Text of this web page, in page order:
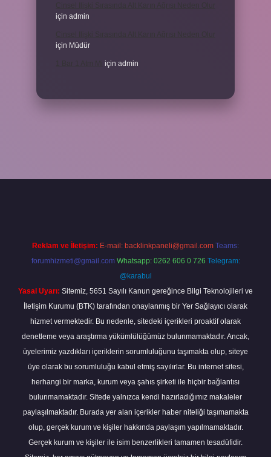
için admin
için Müdür
için admin
Reklam ve İletişim: E-mail: backlinkpaneli@gmail.com Teams:
forumhizmeti@gmail.com Whatsapp: 0262 606 0 726 Telegram:
@karabul
Yasal Uyarı: Sitemiz, 5651 Sayılı Kanun gereğince Bilgi Teknolojileri ve
İletişim Kurumu (BTK) tarafından onaylanmış bir Yer Sağlayıcı olarak
hizmet vermektedir. Bu nedenle, sitedeki içerikleri proaktif olarak
denetleme veya araştırma yükümlülüğümüz bulunmamaktadır. Ancak,
üyelerimiz yazdıkları içeriklerin sorumluluğunu taşımakta olup, siteye
üye olarak bu sorumluluğu kabul etmiş sayılırlar. Bu internet sitesi,
herhangi bir marka, kurum veya şahıs şirketi ile hiçbir bağlantısı
bulunmamaktadır. Sitede yalnızca kendi hazırladığımız makaleler
paylaşılmaktadır. Burada yer alan içerikler haber niteliği taşımamakta
olup, gerçek kurum ve kişiler hakkında paylaşım yapılmamaktadır.
Gerçek kurum ve kişiler ile isim benzerlikleri tamamen tesadüfidir.